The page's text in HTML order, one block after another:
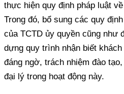
thực hiện quy định pháp luật
Trong đó, bổ sung các quy
của TCTD ủy quyền cũng như
dựng quy trình nhận biết
đáng ngờ, trách nhiệm đào
đại lý trong hoạt động này.